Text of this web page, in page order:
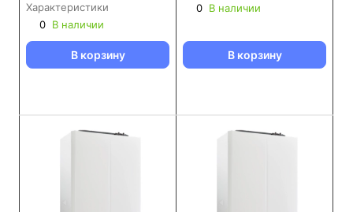
Характеристики
0 В наличии
В корзину
0 В наличии
В корзину